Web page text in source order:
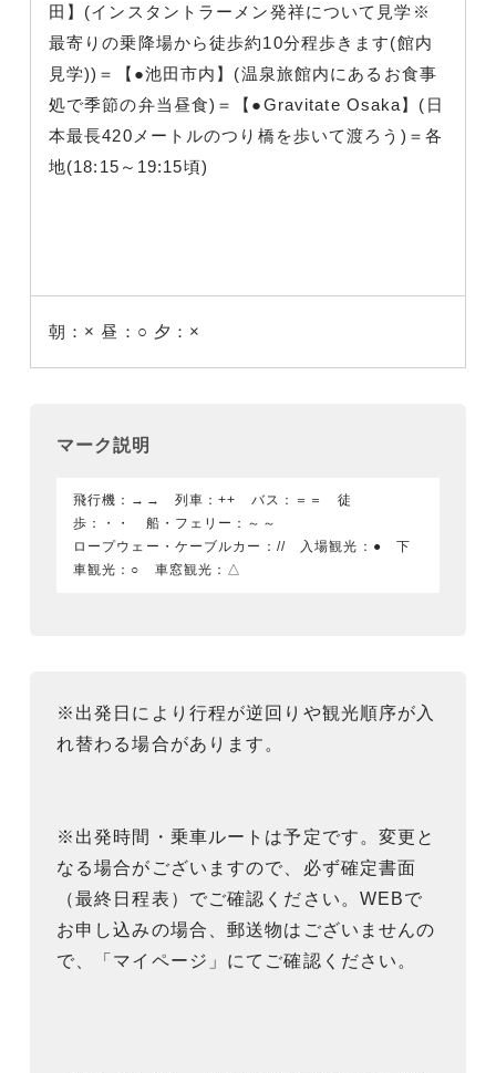
田】(インスタントラーメン発祥について見学※
最寄りの乗降場から徒歩約10分程歩きます(館内
見学))＝【●池田市内】(温泉旅館内にあるお食事
処で季節の弁当昼食)＝【●Gravitate Osaka】(日
本最長420メートルのつり橋を歩いて渡ろう)＝各
地(18:15～19:15頃)
朝：× 昼：○ 夕：×
マーク説明
飛行機：→→ 列車：++ バス：＝＝ 徒
歩：・・ 船・フェリー：～～
ロープウェー・ケーブルカー：// 入場観光：● 下
車観光：○ 車窓観光：△
※出発日により行程が逆回りや観光順序が入
れ替わる場合があります。
※出発時間・乗車ルートは予定です。変更と
なる場合がございますので、必ず確定書面
（最終日程表）でご確認ください。WEBで
お申し込みの場合、郵送物はございませんの
で、「マイページ」にてご確認ください。